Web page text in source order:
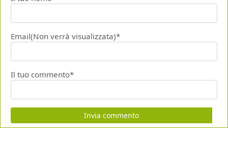
Email(Non verrà visualizzata)*
Il tuo commento*
Invia commento